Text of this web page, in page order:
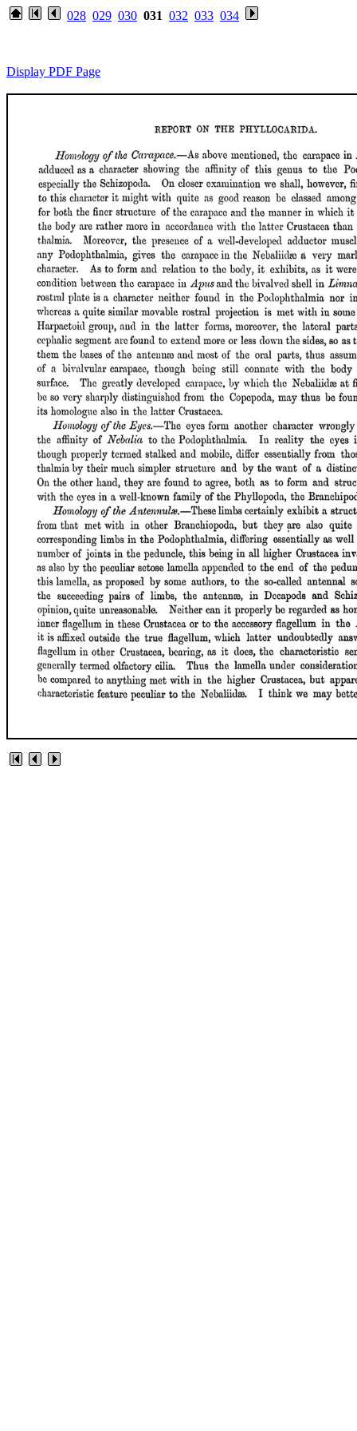
028 029 030 031 032 033 034
Display PDF Page